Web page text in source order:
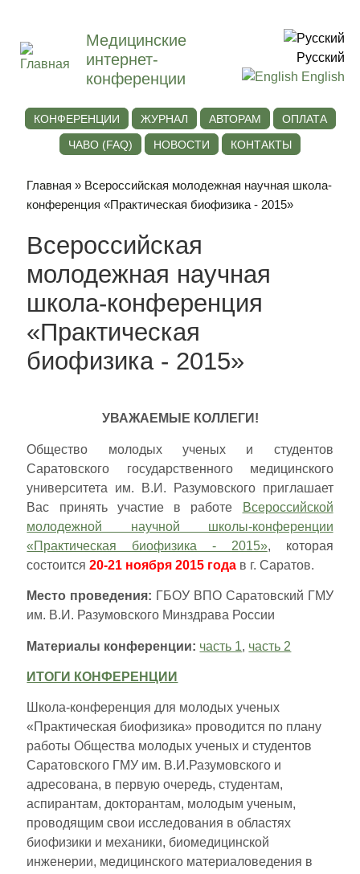
Медицинские
интернет-
конференции
Русский
English
КОНФЕРЕНЦИИ ЖУРНАЛ АВТОРАМ
ОПЛАТА
ЧАВО (FAQ)
НОВОСТИ КОНТАКТЫ
Главная » Всероссийская молодежная научная школа-
конференция «Практическая биофизика - 2015»
Всероссийская
молодежная научная
школа-конференция
«Практическая
биофизика - 2015»
УВАЖАЕМЫЕ КОЛЛЕГИ!
Общество молодых ученых и студентов
Саратовского государственного медицинского
университета им. В.И. Разумовского приглашает
Вас принять участие в работе
Всероссийской
молодежной научной школы-конференции
«Практическая биофизика - 2015», которая
состоится20-21 ноября 2015 года в г. Саратов.
Место проведения: ГБОУ ВПО Саратовский ГМУ
им. В.И. Разумовского Минздрава России
Материалы конференции: часть 1, часть 2
ИТОГИ КОНФЕРЕНЦИИ
Школа-конференция для молодых ученых
«Практическая биофизика» проводится по плану
работы Общества молодых ученых и студентов
Саратовского ГМУ им. В.И.Разумовского и
адресована, в первую очередь, студентам,
аспирантам, докторантам, молодым ученым,
проводящим свои исследования в областях
биофизики и механики, биомедицинской
инженерии, медицинского материаловедения в